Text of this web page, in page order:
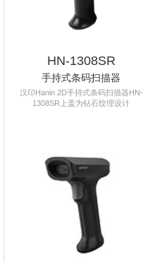
HN-1308SR
手持式条码扫描器
汉印Hanin 2D手持式条码扫描器HN-
1308SR上盖为钻石纹理设计